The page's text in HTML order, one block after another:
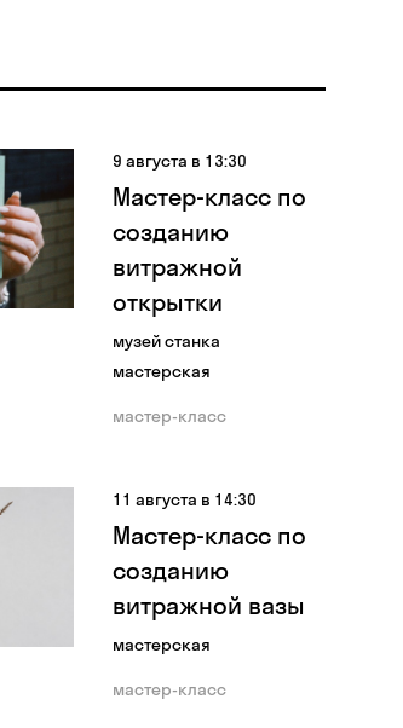
9 августа в 13:30
Мастер-класс по
созданию
витражной
открытки
музей станка
мастерская
мастер-класс
11 августа в 14:30
Мастер-класс по
созданию
витражной вазы
мастерская
мастер-класс